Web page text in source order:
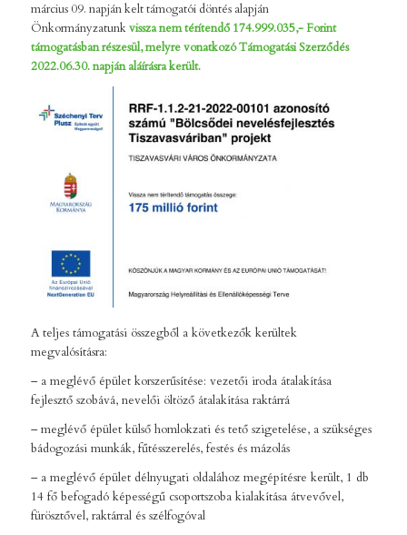
március 09. napján kelt támogatói döntés alapján
Önkormányzatunkvissza nem térítendő 174.999.035,- Forint
támogatásban részesül, melyre vonatkozó Támogatási Szerződés
2022.06.30. napján aláírásra került.
A teljes támogatási összegből a következők kerültek
megvalósításra:
– a meglévő épület korszerűsítése: vezetői iroda átalakítása
fejlesztő szobává, nevelői öltöző átalakítása raktárrá
– meglévő épület külső homlokzati és tető szigetelése, a szükséges
bádogozási munkák, fűtésszerelés, festés és mázolás
– a meglévő épület délnyugati oldalához megépítésre került, 1 db
14 fő befogadó képességű csoportszoba kialakítása átvevővel,
fürösztővel, raktárral és szélfogóval